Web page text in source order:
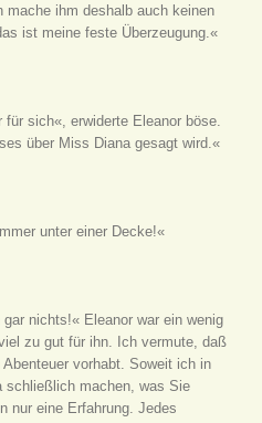
ihm deshalb auch keinen
ist meine feste Überzeugung.«
sich«, erwiderte Eleanor böse.
über Miss Diana gesagt wird.«
unter einer Decke!«
nichts!« Eleanor war ein wenig
zu gut für ihn. Ich vermute, daß
vorhabt. Soweit ich in
schließlich machen, was Sie
nur eine Erfahrung. Jedes